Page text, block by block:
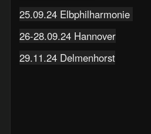
25.09.24 Elbphilharmonie
26-28.09.24 Hannover
29.11.24 Delmenhorst